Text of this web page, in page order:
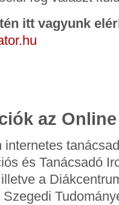
itt vagyunk
az
és Tanácsadó
a